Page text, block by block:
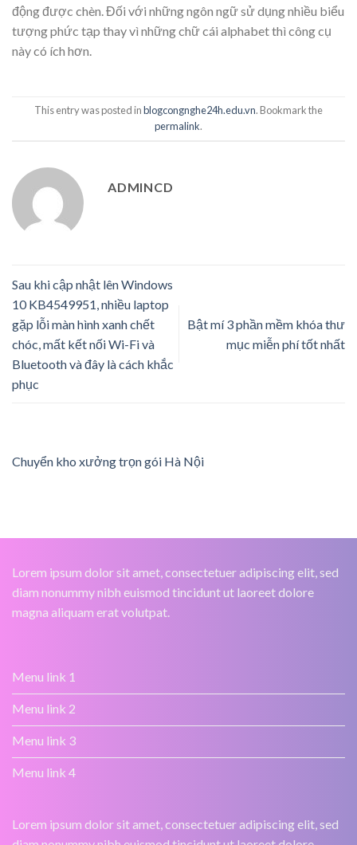
động được chèn. Đối với những ngôn ngữ sử dụng nhiều biểu
tượng phức tạp thay vì những chữ cái alphabet thì công cụ
này có ích hơn.
This entry was posted inblogcongnghe24h.edu.vn. Bookmark the
permalink.
ADMINCD
Sau khi cập nhật lên Windows
10 KB4549951, nhiều laptop
gặp lỗi màn hình xanh chết
chóc, mất kết nối Wi-Fi và
Bluetooth và đây là cách khắc
phục
Bật mí 3 phần mềm khóa thư
mục miễn phí tốt nhất
Chuyển kho xưởng trọn gói Hà Nội
Lorem ipsum dolor sit amet, consectetuer adipiscing elit, sed
diam nonummy nibh euismod tincidunt ut laoreet dolore
magna aliquam erat volutpat.
Menu link 1
Menu link 2
Menu link 3
Menu link 4
Lorem ipsum dolor sit amet, consectetuer adipiscing elit, sed